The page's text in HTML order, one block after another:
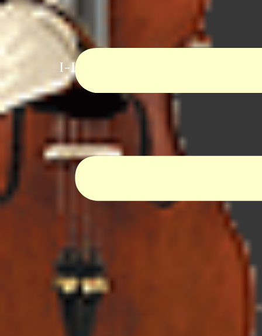
I-Dur Virtual Orchestra